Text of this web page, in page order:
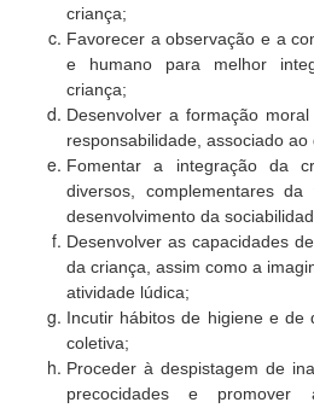
criança;
Favorecer a observação e a
e humano para melhor
criança;
Desenvolver a formação
responsabilidade, associado ao
Fomentar a integração da
diversos, complementares
desenvolvimento da
Desenvolver as capacidades
da criança, assim como a
atividade lúdica;
Incutir hábitos de higiene e de
coletiva;
Proceder à despistagem de
precocidades e